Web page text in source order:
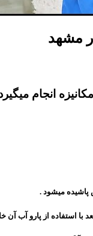
مشهد
انجام
میشود .
استفاده از پارو آب آن